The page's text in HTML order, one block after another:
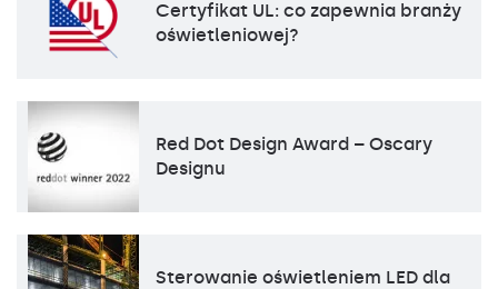
Certyfikat UL: co zapewnia branży
oświetleniowej?
Red Dot Design Award – Oscary
Designu
Sterowanie oświetleniem LED dla